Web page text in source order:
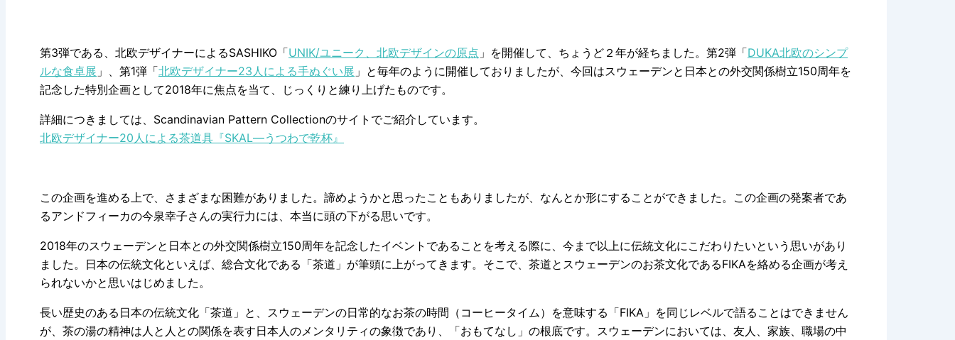
第3弾である、北欧デザイナーによるSASHIKO「UNIK/ユニーク、北欧デザインの原点 」を開催して、ちょうど２年が経ちました。第2弾「DUKA北欧のシンプ
ルな食卓展 」、第1弾「北欧デザイナー23人による手ぬぐい展 」と毎年のように開催しておりましたが、今回はスウェーデンと日本との外交関係樹立150周年を
記念した特別企画として2018年に焦点を当て、じっくりと練り上げたものです。
詳細につきましては、Scandinavian Pattern Collectionのサイトでご紹介しています。
北欧デザイナー20人による茶道具『SKAL―うつわで乾杯』
この企画を進める上で、さまざまな困難がありました。諦めようかと思ったこともありましたが、なんとか形にすることができました。この企画の発案者であ
るアンドフィーカの今泉幸子さんの実行力には、本当に頭の下がる思いです。
2018年のスウェーデンと日本との外交関係樹立150周年を記念したイベントであることを考える際に、今まで以上に伝統文化にこだわりたいという思いがあり
ました。日本の伝統文化といえば、総合文化である「茶道」が筆頭に上がってきます。そこで、茶道とスウェーデンのお茶文化であるFIKAを絡める企画が考え
られないかと思いはじめました。
長い歴史のある日本の伝統文化「茶道」と、スウェーデンの日常的なお茶の時間（コーヒータイム）を意味する「FIKA」を同じレベルで語ることはできません
が、茶の湯の精神は人と人との関係を表す日本人のメンタリティの象徴であり、「おもてなし」の根底です。スウェーデンにおいては、友人、家族、職場の中